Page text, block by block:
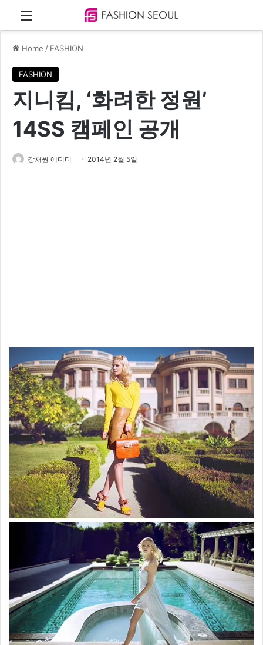
Home / FASHION
FASHION
지니킴, ‘화려한 정원’
14SS 캠페인 공개
강채원 에디터 2014년 2월 5일